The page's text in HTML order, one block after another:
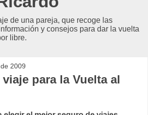
de una pareja, que recoge las
y consejos para dar la vuelta
libre.
2009
para la Vuelta al